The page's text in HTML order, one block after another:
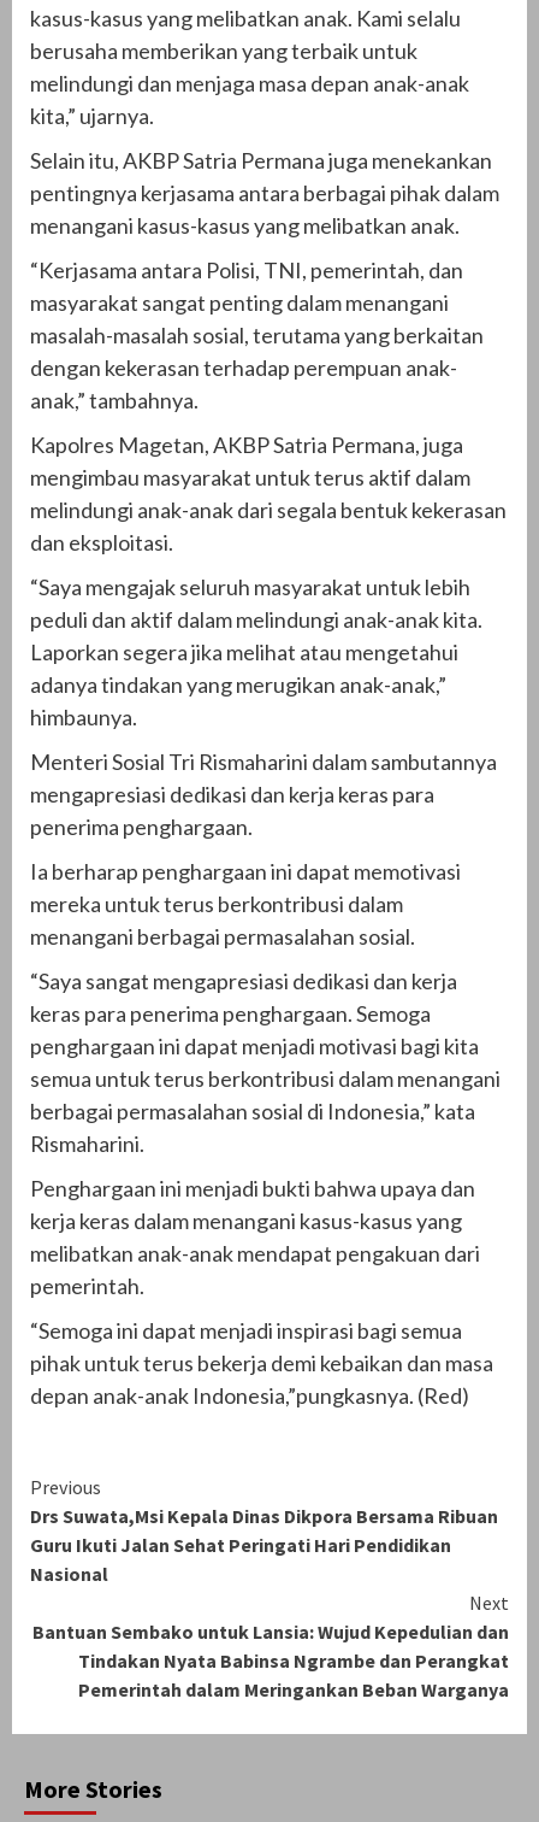
kasus-kasus yang melibatkan anak. Kami selalu
berusaha memberikan yang terbaik untuk
melindungi dan menjaga masa depan anak-anak
kita,” ujarnya.
Selain itu, AKBP Satria Permana juga menekankan
pentingnya kerjasama antara berbagai pihak dalam
menangani kasus-kasus yang melibatkan anak.
“Kerjasama antara Polisi, TNI, pemerintah, dan
masyarakat sangat penting dalam menangani
masalah-masalah sosial, terutama yang berkaitan
dengan kekerasan terhadap perempuan anak-
anak,” tambahnya.
Kapolres Magetan, AKBP Satria Permana, juga
mengimbau masyarakat untuk terus aktif dalam
melindungi anak-anak dari segala bentuk kekerasan
dan eksploitasi.
“Saya mengajak seluruh masyarakat untuk lebih
peduli dan aktif dalam melindungi anak-anak kita.
Laporkan segera jika melihat atau mengetahui
adanya tindakan yang merugikan anak-anak,”
himbaunya.
Menteri Sosial Tri Rismaharini dalam sambutannya
mengapresiasi dedikasi dan kerja keras para
penerima penghargaan.
Ia berharap penghargaan ini dapat memotivasi
mereka untuk terus berkontribusi dalam
menangani berbagai permasalahan sosial.
“Saya sangat mengapresiasi dedikasi dan kerja
keras para penerima penghargaan. Semoga
penghargaan ini dapat menjadi motivasi bagi kita
semua untuk terus berkontribusi dalam menangani
berbagai permasalahan sosial di Indonesia,” kata
Rismaharini.
Penghargaan ini menjadi bukti bahwa upaya dan
kerja keras dalam menangani kasus-kasus yang
melibatkan anak-anak mendapat pengakuan dari
pemerintah.
“Semoga ini dapat menjadi inspirasi bagi semua
pihak untuk terus bekerja demi kebaikan dan masa
depan anak-anak Indonesia,”pungkasnya. (Red)
Continue
Reading
Previous
Drs Suwata,Msi Kepala Dinas Dikpora Bersama Ribuan
Guru Ikuti Jalan Sehat Peringati Hari Pendidikan
Nasional
Next
Bantuan Sembako untuk Lansia: Wujud Kepedulian dan
Tindakan Nyata Babinsa Ngrambe dan Perangkat
Pemerintah dalam Meringankan Beban Warganya
More Stories